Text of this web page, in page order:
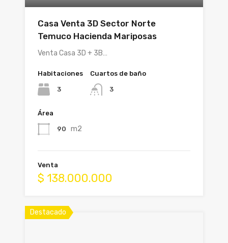
Casa Venta 3D Sector Norte
Temuco Hacienda Mariposas
Venta Casa 3D + 3B…
Habitaciones
3
Cuartos de baño
3
Área
90 m2
Venta
$ 138.000.000
Destacado